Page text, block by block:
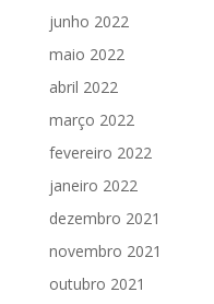
junho 2022
maio 2022
abril 2022
março 2022
fevereiro 2022
janeiro 2022
dezembro 2021
novembro 2021
outubro 2021